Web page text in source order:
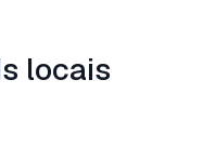
locais